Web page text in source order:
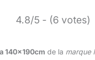
4.8/5 - (6 votes)
140x190cm de la marque